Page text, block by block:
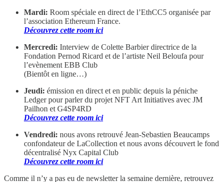
Mardi: Room spéciale en direct de l’EthCC5 organisée par
l’association Ethereum France.
Découvrez cette room ici
Mercredi: Interview de Colette Barbier directrice de la
Fondation Pernod Ricard et de l’artiste Neil Beloufa pour
l’evènement EBB Club
(Bientôt en ligne…)
Jeudi: émission en direct et en public depuis la péniche
Ledger pour parler du projet NFT Art Initiatives avec JM
Pailhon et G4SP4RD
Découvrez cette room ici
Vendredi: nous avons retrouvé Jean-Sebastien Beaucamps
confondateur de LaCollection et nous avons découvert le fond
décentralisé Nyx Capital Club
Découvrez cette room ici
Comme il n’y a pas eu de newsletter la semaine dernière, retrouvez